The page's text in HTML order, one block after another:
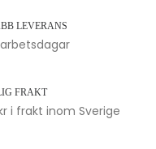
LEVERANS
FRAKT
i frakt inom Sverige